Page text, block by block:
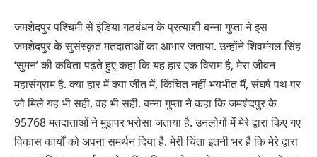
जमशेदपुर पश्चिमी से इंडिया गठबंधन के प्रत्याशी बन्ना गुप्ता ने इस
जमशेदपुर के सुसंस्कृत मतदाताओं का आभार जताया. उन्होंने शिवमंगल सिंह
‘सुमन’ की कविता पढ़ते हुए कहा कि यह हार एक विराम है, मेरा जीवन
महासंग्राम है. क्‍या हार में क्‍या जीत में, किंचित नहीं भयभीत मैं, संघर्ष पथ पर
जो मिले यह भी सही, वह भी सही. बन्ना गुप्ता ने कहा कि जमशेदपुर के
95768 मतदाताओं ने मुझपर भरोसा जताया है. उनलोगों में मेरे द्वारा किए गए
विकास कार्यों को अपना समर्थन दिया है. मेरी चिंता इतनी भर है कि मेरे द्वारा